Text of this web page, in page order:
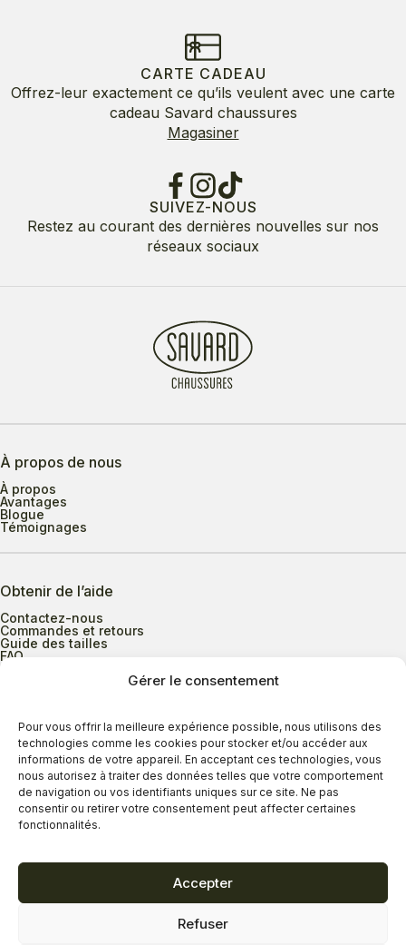
Gérer le consentement
Pour vous offrir la meilleure expérience possible, nous utilisons des
technologies comme les cookies pour stocker et/ou accéder aux
informations de votre appareil. En acceptant ces technologies, vous
nous autorisez à traiter des données telles que votre comportement
de navigation ou vos identifiants uniques sur ce site. Ne pas
consentir ou retirer votre consentement peut affecter certaines
fonctionnalités.
Accepter
Refuser
CARTE CADEAU
Offrez-leur exactement ce qu’ils veulent avec une carte
cadeau Savard chaussures
Magasiner
SUIVEZ-NOUS
Restez au courant des dernières nouvelles sur nos
réseaux sociaux
À propos de nous
À propos
Avantages
Blogue
Témoignages
Obtenir de l’aide
Contactez-nous
Commandes et retours
Guide des tailles
FAQ
Heures d’ouverture
Lundi au mercredi
9h00 à 17h30
Jeudi
9h00 à 20h00
Vendredi
9h00 à 18h00
Dimanche
11h00 à 16h30